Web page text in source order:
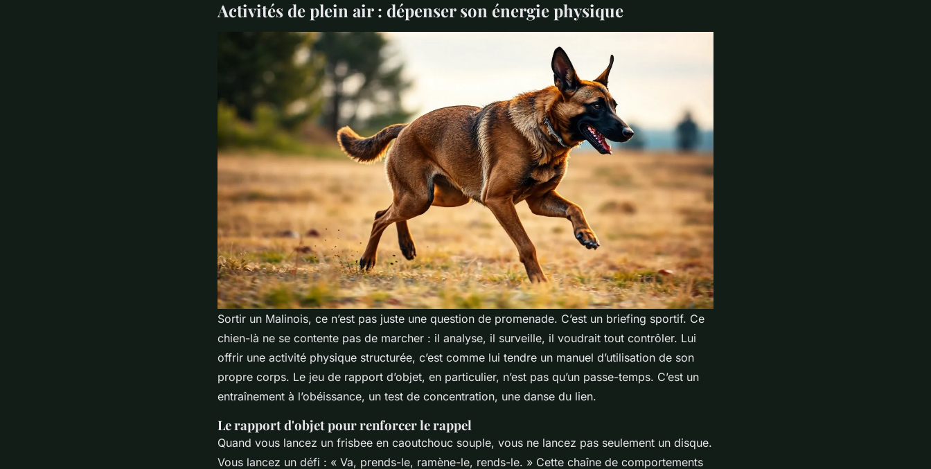
Activités de plein air : dépenser son énergie physique
Sortir un Malinois, ce n’est pas juste une question de promenade. C’est un briefing sportif. Ce
chien-là ne se contente pas de marcher : il analyse, il surveille, il voudrait tout contrôler. Lui
offrir une activité physique structurée, c’est comme lui tendre un manuel d’utilisation de son
propre corps. Le jeu de rapport d’objet, en particulier, n’est pas qu’un passe-temps. C’est un
entraînement à l’obéissance, un test de concentration, une danse du lien.
Le rapport d'objet pour renforcer le rappel
Quand vous lancez un frisbee en caoutchouc souple, vous ne lancez pas seulement un disque.
Vous lancez un défi : « Va, prends-le, ramène-le, rends-le. » Cette chaîne de comportements